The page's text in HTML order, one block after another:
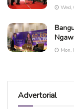
Wed,
Mon,
Advertorial